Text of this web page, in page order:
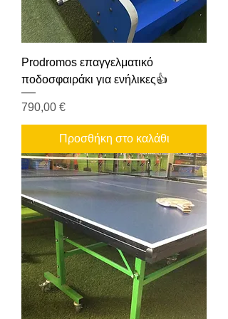
Prodromos επαγγελματικό
ποδοσφαιράκι για ενήλικες👍
Τιμή
790,00 €
Προσθήκη στο καλάθι